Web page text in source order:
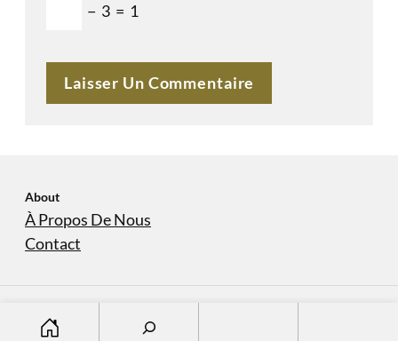
− 3 = 1
About
À Propos De Nous
Contact
Copyright © 2023